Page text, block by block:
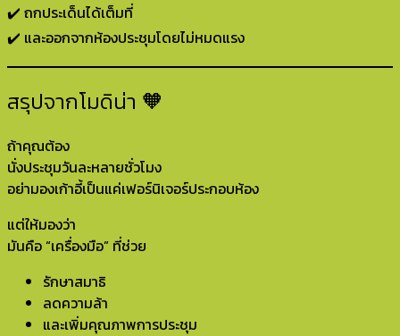
✔️ ถกประเด็นได้เต็มที่
✔️ และออกจากห้องประชุมโดยไม่หมดแรง
สรุปจากโมดิน่า 🧡
ถ้าคุณต้อง
นั่งประชุมวันละหลายชั่วโมง
อย่ามองเก้าอี้เป็นแค่เฟอร์นิเจอร์ประกอบห้อง
แต่ให้มองว่า
มันคือ “เครื่องมือ” ที่ช่วย
รักษาสมาธิ
ลดความล้า
และเพิ่มคุณภาพการประชุม